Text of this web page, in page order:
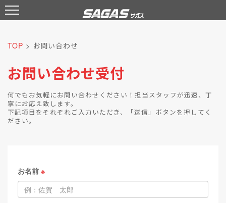
TOP > お問い合わせ
お問い合わせ受付
何でもお気軽にお問い合わせください！担当スタッフが迅速、丁
寧にお応え致します。
下記項目をそれぞれご入力いただき、「送信」ボタンを押してく
ださい。
お名前 ※